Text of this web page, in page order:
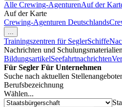
Alle Crewing-AgenturenAuf der
Auf der Karte
Crewing-Agenturen Deutschlands
...
Trainingszentren für SeglerSchiffe
Nachrichten und Schulungsmaterialien
BildungsartikelSeefahrtnachrichten
Für Segler Für Unternehmen
Suche nach aktuellen
Berufsbezeichnung
Wählen...